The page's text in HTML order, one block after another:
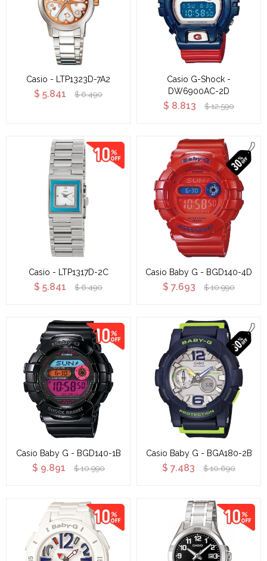
Casio - LTP1323D-7A2
$ 5.841 $ 6.490
Casio G-Shock -
DW6900AC-2D
$ 8.813 $ 12.590
Casio - LTP1317D-2C
$ 5.841 $ 6.490
Casio Baby G - BGD140-4D
$ 7.693 $ 10.990
Casio Baby G - BGD140-1B
$ 9.891 $ 10.990
Casio Baby G - BGA180-2B
$ 7.483 $ 10.690